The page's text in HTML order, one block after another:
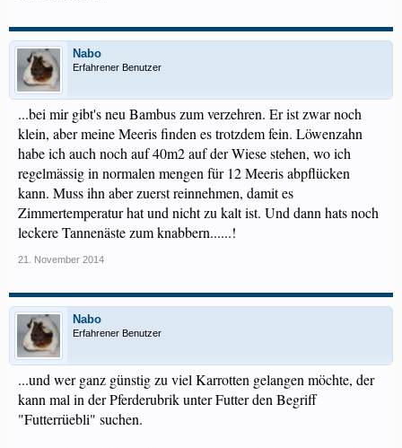
Nabo
Erfahrener Benutzer
...bei mir gibt's neu Bambus zum verzehren. Er ist zwar noch
klein, aber meine Meeris finden es trotzdem fein. Löwenzahn
habe ich auch noch auf 40m2 auf der Wiese stehen, wo ich
regelmässig in normalen mengen für 12 Meeris abpflücken
kann. Muss ihn aber zuerst reinnehmen, damit es
Zimmertemperatur hat und nicht zu kalt ist. Und dann hats noch
leckere Tannenäste zum knabbern......!
21. November 2014
Nabo
Erfahrener Benutzer
...und wer ganz günstig zu viel Karrotten gelangen möchte, der
kann mal in der Pferderubrik unter Futter den Begriff
"Futterrüebli" suchen.